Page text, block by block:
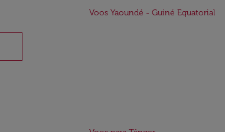
Voos Yaoundé - Guiné Equatorial